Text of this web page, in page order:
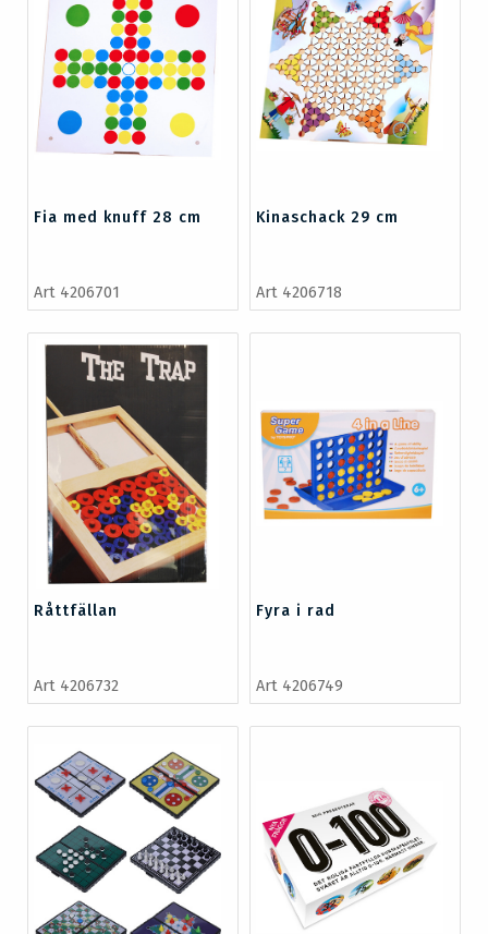
Fia med knuff 28 cm
Art 4206701
Kinaschack 29 cm
Art 4206718
Råttfällan
Art 4206732
Fyra i rad
Art 4206749